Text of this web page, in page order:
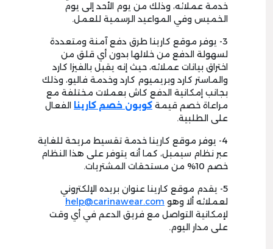
خدمة عملائه، وذلك من يوم الأحد إلى يوم
الخميس وفي المواعيد الرسمية للعمل.
3- يوفر موقع كارينا طرق دفع آمنة ومتعددة
لسهولة الدفع من خلالها بدون أي قلق من
اختراق بيانات عملائه، حيث إنه يقبل بالفيزا كارد
والماستر كارد وبريميوم كارد وخدمة فاليو، وذلك
بجانب إمكانية الدفع كاش بعملات مختلفة مع
مراعاة خصم قيمة كوبون خصم كارينا الفعال
على الطلبية.
4- يوفر موقع كارينا خدمة تقسيط مريحة للغاية
عبر نظام سيمبل، كما أنه يتوفر على هذا النظام
خصم 10% من مستحقات المشتريات.
5- يقدم موقع كارينا عنوان بريده الإلكتروني
لعملائه ألا وهو help@carinawear.com
لإمكانية التواصل مع فريق الدعم في أي وقت
على مدار اليوم.